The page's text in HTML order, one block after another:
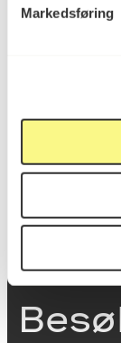
Markedsføring
22 99 11 99